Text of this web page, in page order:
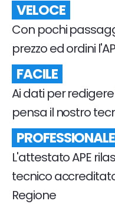
VELOCE
Con pochi
prezzo ed ordini
FACILE
Ai dati per redigere
pensa il nostro
PROFESSIONALE
L'attestato APE
tecnico
Regione